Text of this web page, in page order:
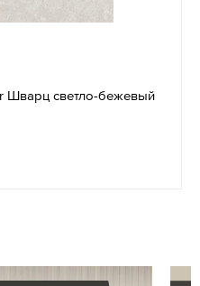
Шварц светло-бежевый